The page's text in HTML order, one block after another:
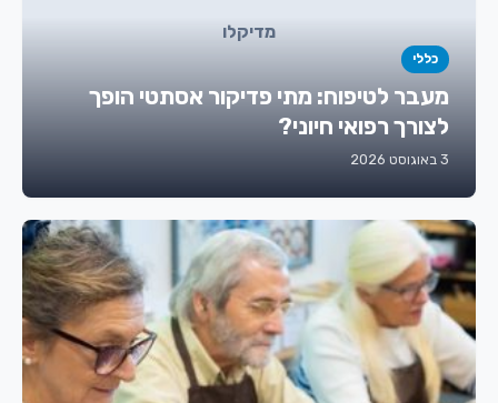
מדיקלו
כללי
מעבר לטיפוח: מתי פדיקור אסתטי הופך
לצורך רפואי חיוני?
3 באוגוסט 2026